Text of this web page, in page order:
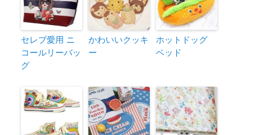
セレブ愛用 ニ
コールリーバッ
グ
かわいいクッキ
ー
ホットドッグ
ベッド